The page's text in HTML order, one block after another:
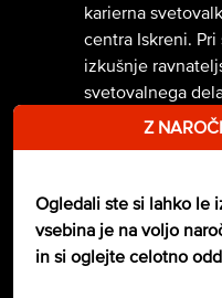
karierna
centra Iskreni.
izkušnje
svetovalnega
Z
Ogledali ste si lahko le
vsebina je na voljo
in si oglejte celotno